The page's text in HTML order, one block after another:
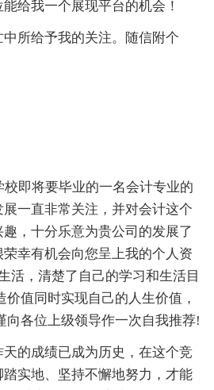
给我一个展现平台的机会！
所给予我的关注。随信附个
即将要毕业的一名会计专业的
一直非常关注，并对会计这个
，十分乐意为贵公司的发展了
幸有机会向您呈上我的个人资
活，清楚了自己的学习和生活目
值同时实现自己的人生价值，
向各位上级领导作一次自我推荐!
的成绩已成为历史，在这个竞
实地、坚持不懈地努力，才能